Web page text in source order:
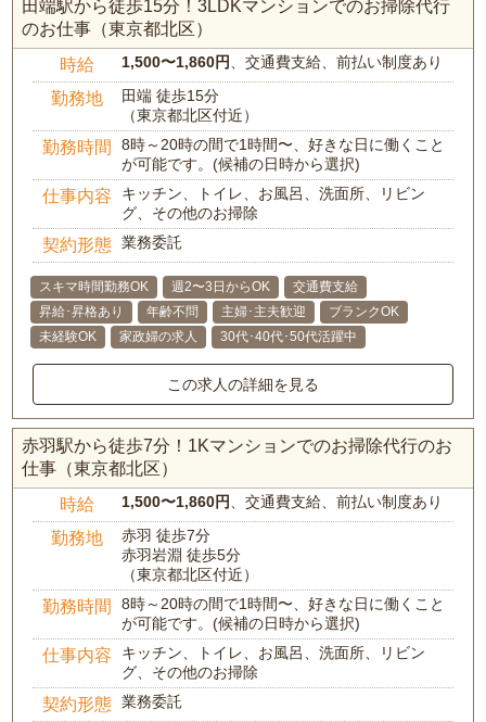
田端駅から徒歩15分！3LDKマンションでのお掃除代行
のお仕事（東京都北区）
時給 1,500〜1,860円 、交通費支給、前払い制度あり
勤務地
田端 徒歩15分
（東京都北区付近）
勤務時間
8時～20時の間で1時間〜、好きな日に働くこと
が可能です。(候補の日時から選択)
仕事内容
キッチン、トイレ、お風呂、洗面所、リビン
グ、その他のお掃除
契約形態 業務委託
スキマ時間勤務OK 週2〜3日からOK
交通費支給
昇給･昇格あり
年齢不問 主婦･主夫歓迎
ブランクOK
未経験OK
家政婦の求人 30代･40代･50代活躍中
この求人の詳細を見る
赤羽駅から徒歩7分！1Kマンションでのお掃除代行のお
仕事（東京都北区）
時給 1,500〜1,860円 、交通費支給、前払い制度あり
勤務地
赤羽 徒歩7分
赤羽岩淵 徒歩5分
（東京都北区付近）
勤務時間
8時～20時の間で1時間〜、好きな日に働くこと
が可能です。(候補の日時から選択)
仕事内容
キッチン、トイレ、お風呂、洗面所、リビン
グ、その他のお掃除
契約形態 業務委託